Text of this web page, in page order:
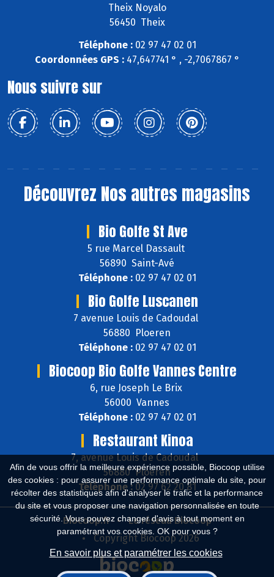
Afin de vous offrir la meilleure expérience possible, Biocoop utilise
des cookies : pour assurer une performance optimale du site, pour
récolter des statistiques afin d'analyser le trafic et la performance
du site et vous proposer une navigation personnalisée en toute
sécurité. Vous pouvez changer d'avis à tout moment en
paramétrant vos cookies. OK pour vous ?
En savoir plus et paramétrer les cookies
Theix Noyalo
56450 Theix
Téléphone :02 97 47 02 01
Coordonnées GPS :47,647741 ° , -2,7067867 °
Nous suivre sur
Découvrez Nos autres magasins
Bio Golfe St Ave
5 rue Marcel Dassault
56890 Saint-Avé
Téléphone :02 97 47 02 01
Bio Golfe Luscanen
7 avenue Louis de Cadoudal
56880 Ploeren
Téléphone :02 97 47 02 01
Biocoop Bio Golfe Vannes Centre
6, rue Joseph Le Brix
56000 Vannes
Téléphone :02 97 47 02 01
Restaurant Kinoa
7, avenue Louis de Cadoudal
56880 Ploeren
Téléphone :02 97 62 20 81
Biocoop.fr
Le réseau Biocoop
Copyright Biocoop 2026